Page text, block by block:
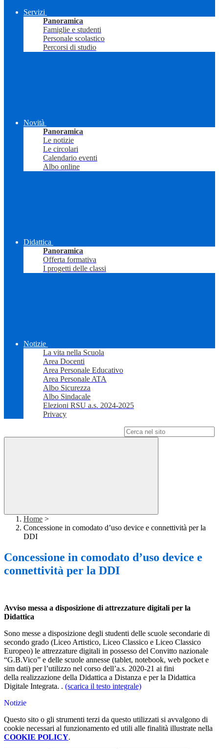
Servizi
Panoramica
Famiglie e studenti
Personale scolastico
Percorsi di studio
Novità
Panoramica
Le notizie
Le circolari
Calendario eventi
Albo online
Didattica
Panoramica
Offerta formativa
I progetti delle classi
Notizie
La vita nella Scuola
Area Docenti
Area Personale Educativo
Area Personale ATA
Albo Sicurezza
Albo Sindacale
Elezioni RSU a.s. 2024-2025
Privacy
Home >
Concessione in comodato d’uso device e connettività per la
DDI
Concessione in comodato d’uso device e
connettività per la DDI
Avviso messa a disposizione di attrezzature digitali per la
Didattica
Sono messe a disposizione degli studenti delle scuole secondarie di
secondo grado (Liceo Artistico, Liceo Classico e Liceo Classico
Europeo) le attrezzature digitali in possesso del Convitto nazionale
“G.B.Vico” e delle scuole annesse (tablet, notebook, web pocket e
sim dati) per l’utilizzo nel corso dell’a.s. 2020-21 ai fini
della realizzazione della Didattica a Distanza e per la Didattica
Digitale Integrata. . (scarica il testo integrale)
Notizie
Questo sito o gli strumenti terzi da questo utilizzati si avvalgono di
cookie necessari al funzionamento ed utili alle finalità illustrate nella
COOKIE POLICY.